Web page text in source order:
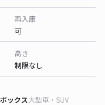
再入庫
可
高さ
制限なし
ックス大型車・SUV